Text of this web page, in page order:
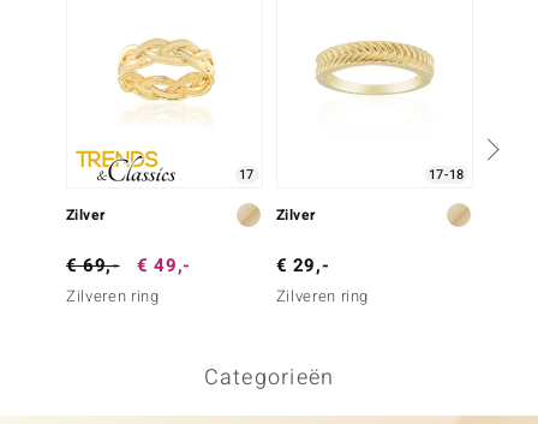
17
Zilver
€ 69,- € 49,-
Zilveren ring
17-18
Zilver
€ 29,-
Zilveren ring
Categorieën